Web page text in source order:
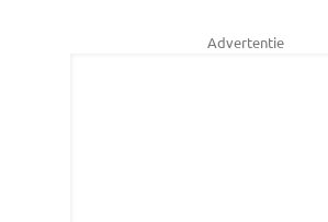
Advertentie